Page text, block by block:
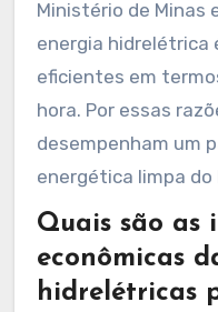
Ministério de Minas
energia hidrelétrica
eficientes em
hora. Por essas
desempenham um
energética limpa do
Quais são as
econômicas
hidrelétricas